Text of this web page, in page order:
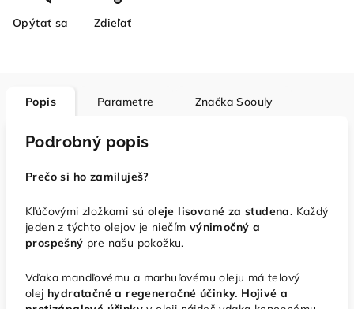
Opýtať sa Zdieľať
Popis Parametre Značka Soouly
Podrobný popis
Prečo si ho zamiluješ?
Kľúčovými zložkami sú oleje lisované za studena. Každý
jeden z týchto olejov je niečím výnimočný a
prospešný pre našu pokožku.
Vďaka mandľovému a marhuľovému oleju má telový
olej hydratačné a regeneračné účinky. Hojivé a